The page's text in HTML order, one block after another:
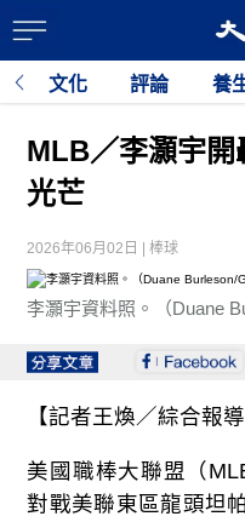
文化 評論 養
MLB／李灝宇
光芒
2026年06月02日 | 棒球
李灝宇資料照。（Duane
【記者王煥／綜合報導
美國職棒大聯盟（
對戰美聯東區龍頭坦